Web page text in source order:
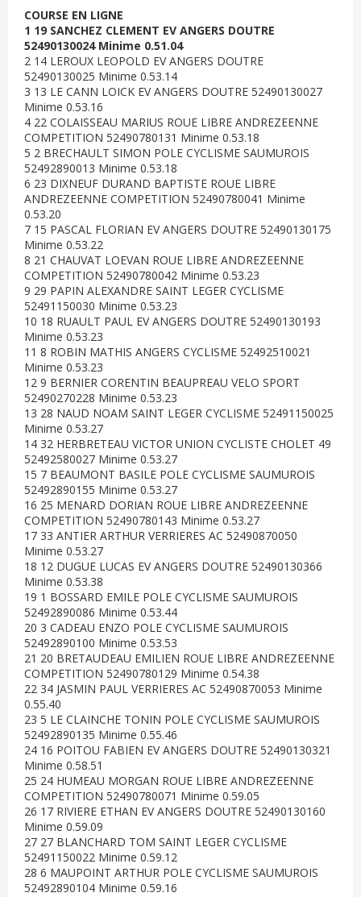
COURSE EN LIGNE
1 19 SANCHEZ CLEMENT EV ANGERS DOUTRE
52490130024 Minime 0.51.04
2 14 LEROUX LEOPOLD EV ANGERS DOUTRE
52490130025 Minime 0.53.14
3 13 LE CANN LOICK EV ANGERS DOUTRE 52490130027
Minime 0.53.16
4 22 COLAISSEAU MARIUS ROUE LIBRE ANDREZEENNE
COMPETITION 52490780131 Minime 0.53.18
5 2 BRECHAULT SIMON POLE CYCLISME SAUMUROIS
52492890013 Minime 0.53.18
6 23 DIXNEUF DURAND BAPTISTE ROUE LIBRE
ANDREZEENNE COMPETITION 52490780041 Minime
0.53.20
7 15 PASCAL FLORIAN EV ANGERS DOUTRE 52490130175
Minime 0.53.22
8 21 CHAUVAT LOEVAN ROUE LIBRE ANDREZEENNE
COMPETITION 52490780042 Minime 0.53.23
9 29 PAPIN ALEXANDRE SAINT LEGER CYCLISME
52491150030 Minime 0.53.23
10 18 RUAULT PAUL EV ANGERS DOUTRE 52490130193
Minime 0.53.23
11 8 ROBIN MATHIS ANGERS CYCLISME 52492510021
Minime 0.53.23
12 9 BERNIER CORENTIN BEAUPREAU VELO SPORT
52490270228 Minime 0.53.23
13 28 NAUD NOAM SAINT LEGER CYCLISME 52491150025
Minime 0.53.27
14 32 HERBRETEAU VICTOR UNION CYCLISTE CHOLET 49
52492580027 Minime 0.53.27
15 7 BEAUMONT BASILE POLE CYCLISME SAUMUROIS
52492890155 Minime 0.53.27
16 25 MENARD DORIAN ROUE LIBRE ANDREZEENNE
COMPETITION 52490780143 Minime 0.53.27
17 33 ANTIER ARTHUR VERRIERES AC 52490870050
Minime 0.53.27
18 12 DUGUE LUCAS EV ANGERS DOUTRE 52490130366
Minime 0.53.38
19 1 BOSSARD EMILE POLE CYCLISME SAUMUROIS
52492890086 Minime 0.53.44
20 3 CADEAU ENZO POLE CYCLISME SAUMUROIS
52492890100 Minime 0.53.53
21 20 BRETAUDEAU EMILIEN ROUE LIBRE ANDREZEENNE
COMPETITION 52490780129 Minime 0.54.38
22 34 JASMIN PAUL VERRIERES AC 52490870053 Minime
0.55.40
23 5 LE CLAINCHE TONIN POLE CYCLISME SAUMUROIS
52492890135 Minime 0.55.46
24 16 POITOU FABIEN EV ANGERS DOUTRE 52490130321
Minime 0.58.51
25 24 HUMEAU MORGAN ROUE LIBRE ANDREZEENNE
COMPETITION 52490780071 Minime 0.59.05
26 17 RIVIERE ETHAN EV ANGERS DOUTRE 52490130160
Minime 0.59.09
27 27 BLANCHARD TOM SAINT LEGER CYCLISME
52491150022 Minime 0.59.12
28 6 MAUPOINT ARTHUR POLE CYCLISME SAUMUROIS
52492890104 Minime 0.59.16